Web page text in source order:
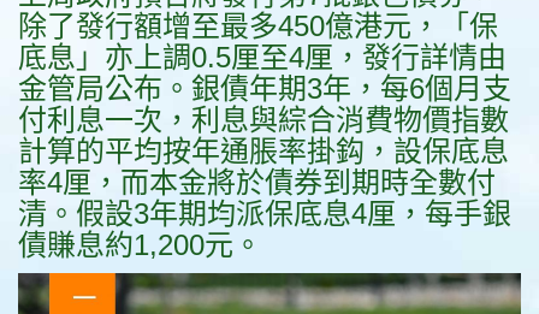
除了發行額增至最多450億港元，「保
底息」亦上調0.5厘至4厘，發行詳情由
金管局公布。銀債年期3年，每6個月支
付利息一次，利息與綜合消費物價指數
計算的平均按年通脹率掛鈎，設保底息
率4厘，而本金將於債券到期時全數付
清。假設3年期均派保底息4厘，每手銀
債賺息約1,200元。